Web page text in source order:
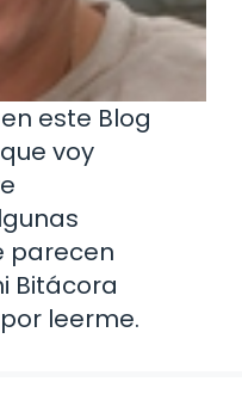
este Blog
voy
parecen
Bitácora
leerme.